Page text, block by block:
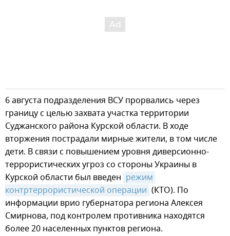
6 августа подразделения ВСУ прорвались через
границу с целью захвата участка территории
Суджанского района Курской области. В ходе
вторжения пострадали мирные жители, в том числе
дети. В связи с повышением уровня диверсионно-
террористических угроз со стороны Украины в
Курской области был введен режим
контртеррористической операции (КТО). По
информации врио губернатора региона Алексея
Смирнова, под контролем противника находятся
более 20 населенных пунктов региона.